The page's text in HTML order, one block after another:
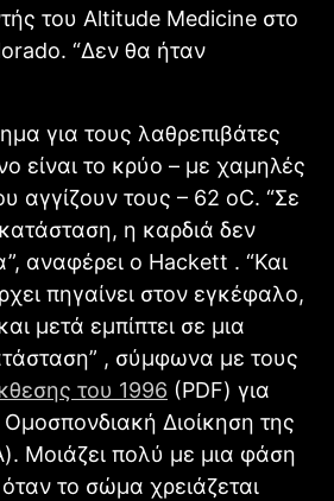
του Altitude Medicine στο
“Δεν θα ήταν
για τους λαθρεπιβάτες
είναι το κρύο – με χαμηλές
αγγίζουν τους – 62 oC. “Σε
η καρδιά δεν
αναφέρει ο Hackett . “Και
πηγαίνει στον εγκέφαλο,
μετά εμπίπτει σε μια
, σύμφωνα με τους
του 1996 (PDF) για
Ομοσπονδιακή Διοίκηση της
Μοιάζει πολύ με μια φάση
το σώμα χρειάζεται